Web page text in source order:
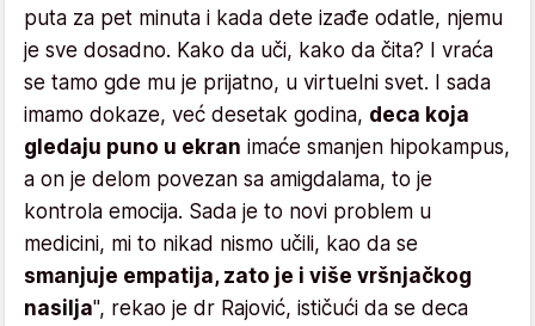
puta za pet minuta i kada dete izađe odatle, njemu
je sve dosadno. Kako da uči, kako da čita? I vraća
se tamo gde mu je prijatno, u virtuelni svet. I sada
imamo dokaze, već desetak godina, deca koja
gledaju puno u ekran imaće smanjen hipokampus,
a on je delom povezan sa amigdalama, to je
kontrola emocija. Sada je to novi problem u
medicini, mi to nikad nismo učili, kao da se
smanjuje empatija, zato je i više vršnjačkog
nasilja", rekao je dr Rajović, ističući da se deca